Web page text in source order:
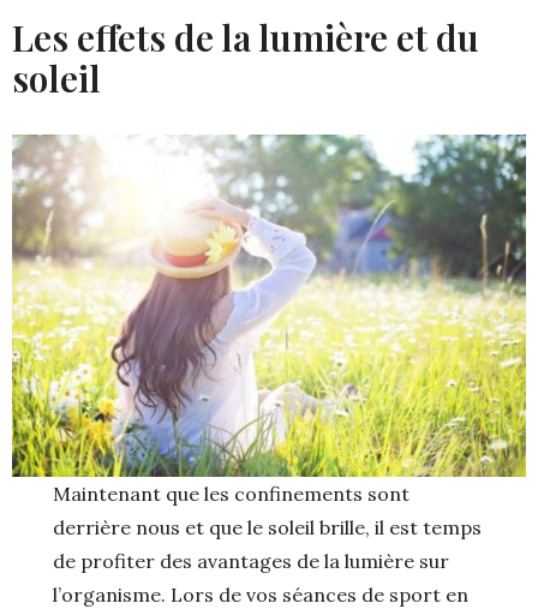
Les effets de la lumière et du
soleil
Maintenant que les confinements sont
derrière nous et que le soleil brille, il est temps
de profiter des avantages de la lumière sur
l’organisme. Lors de vos séances de sport en